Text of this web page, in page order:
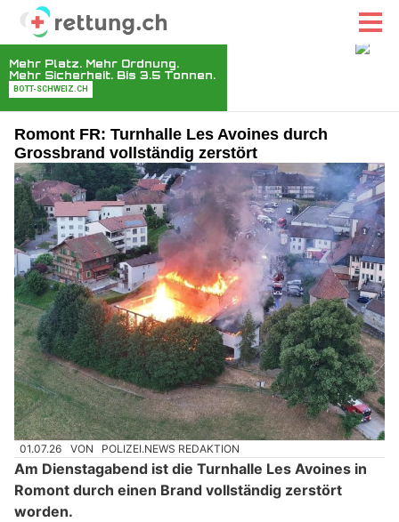
Romont FR: Turnhalle Les Avoines durch
Grossbrand vollständig zerstört
01.07.26 VON POLIZEI.NEWS REDAKTION
Am Dienstagabend ist die Turnhalle Les Avoines in
Romont durch einen Brand vollständig zerstört
worden.